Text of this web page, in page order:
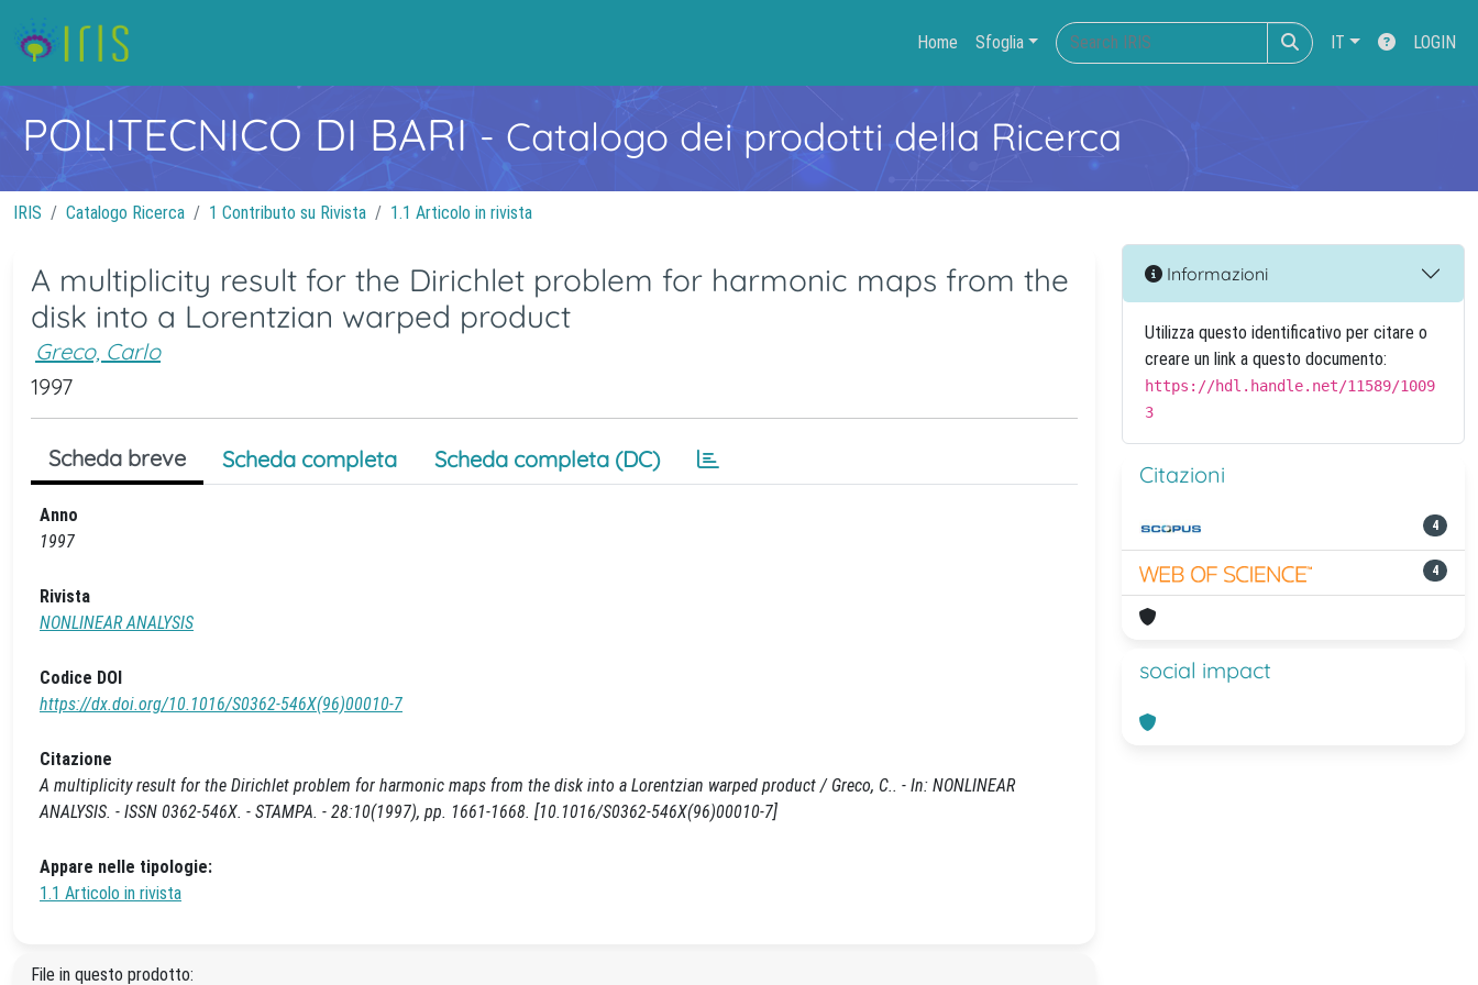
Home Sfoglia IT LOGIN
POLITECNICO DI BARI- Catalogo dei prodotti della Ricerca
IRIS Catalogo Ricerca 1 Contributo su Rivista 1.1 Articolo in rivista
A multiplicity result for the Dirichlet problem for harmonic maps from the
disk into a Lorentzian warped product
Greco, Carlo
1997
Scheda breve Scheda completa Scheda completa (DC)
Anno
1997
Rivista
NONLINEAR ANALYSIS
Codice DOI
https://dx.doi.org/10.1016/S0362-546X(96)00010-7
Citazione
A multiplicity result for the Dirichlet problem for harmonic maps from the disk into a Lorentzian warped product / Greco, C.. - In: NONLINEAR
ANALYSIS. - ISSN 0362-546X. - STAMPA. - 28:10(1997), pp. 1661-1668. [10.1016/S0362-546X(96)00010-7]
Appare nelle tipologie:
1.1 Articolo in rivista
File in questo prodotto:
Informazioni
Utilizza questo identificativo per citare o
creare un link a questo documento:
https://hdl.handle.net/11589/1009
3
Citazioni
4
4
social impact